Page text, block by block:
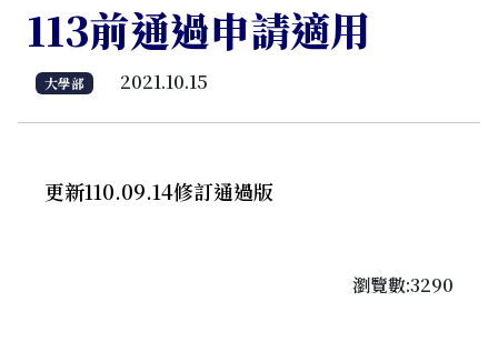
113前通過申請適用
大學部 2021.10.15
更新110.09.14修訂通過版
瀏覽數:3290